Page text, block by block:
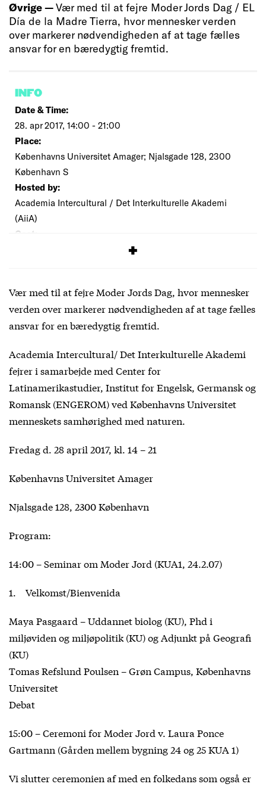
Øvrige —Vær med til at fejre Moder Jords Dag / EL
Día de la Madre Tierra, hvor mennesker verden
over markerer nødvendigheden af at tage fælles
ansvar for en bæredygtig fremtid.
INFO
Date & Time:
28. apr 2017, 14:00 - 21:00
Place:
Københavns Universitet Amager; Njalsgade 128, 2300
København S
Hosted by:
Academia Intercultural / Det Interkulturelle Akademi
(AiiA)
Cost:
Vær med til at fejre Moder Jords Dag, hvor mennesker
verden over markerer nødvendigheden af at tage fælles
ansvar for en bæredygtig fremtid.
Academia Intercultural/ Det Interkulturelle Akademi
fejrer i samarbejde med Center for
Latinamerikastudier, Institut for Engelsk, Germansk og
Romansk (ENGEROM) ved Københavns Universitet
menneskets samhørighed med naturen.
Fredag d. 28 april 2017, kl. 14 – 21
Københavns Universitet Amager
Njalsgade 128, 2300 København
Program:
14:00 – Seminar om Moder Jord (KUA1, 24.2.07)
1. Velkomst/Bienvenida
Maya Pasgaard – Uddannet biolog (KU), Phd i
miljøviden og miljøpolitik (KU) og Adjunkt på Geografi
(KU)
Tomas Refslund Poulsen – Grøn Campus, Københavns
Universitet
Debat
15:00 – Ceremoni for Moder Jord v. Laura Ponce
Gartmann (Gården mellem bygning 24 og 25 KUA 1)
Vi slutter ceremonien af med en folkedans som også er